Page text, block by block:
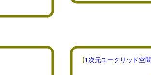
【 1次元ユークリッド空間